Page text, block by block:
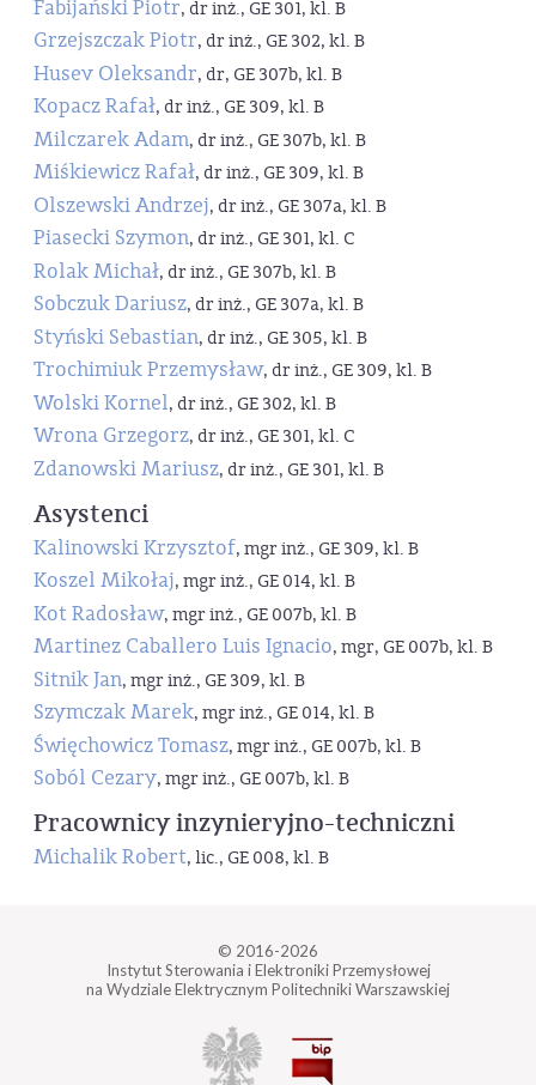
Fabijański Piotr, dr inż., GE 301, kl. B
Grzejszczak Piotr, dr inż., GE 302, kl. B
Husev Oleksandr, dr, GE 307b, kl. B
Kopacz Rafał, dr inż., GE 309, kl. B
Milczarek Adam, dr inż., GE 307b, kl. B
Miśkiewicz Rafał, dr inż., GE 309, kl. B
Olszewski Andrzej, dr inż., GE 307a, kl. B
Piasecki Szymon, dr inż., GE 301, kl. C
Rolak Michał, dr inż., GE 307b, kl. B
Sobczuk Dariusz, dr inż., GE 307a, kl. B
Styński Sebastian, dr inż., GE 305, kl. B
Trochimiuk Przemysław, dr inż., GE 309, kl. B
Wolski Kornel, dr inż., GE 302, kl. B
Wrona Grzegorz, dr inż., GE 301, kl. C
Zdanowski Mariusz, dr inż., GE 301, kl. B
Asystenci
Kalinowski Krzysztof, mgr inż., GE 309, kl. B
Koszel Mikołaj, mgr inż., GE 014, kl. B
Kot Radosław, mgr inż., GE 007b, kl. B
Martinez Caballero Luis Ignacio, mgr, GE 007b, kl. B
Sitnik Jan, mgr inż., GE 309, kl. B
Szymczak Marek, mgr inż., GE 014, kl. B
Święchowicz Tomasz, mgr inż., GE 007b, kl. B
Soból Cezary, mgr inż., GE 007b, kl. B
Pracownicy inzynieryjno-techniczni
Michalik Robert, lic., GE 008, kl. B
© 2016-2026
Instytut Sterowania i Elektroniki Przemysłowej
na Wydziale Elektrycznym Politechniki Warszawskiej